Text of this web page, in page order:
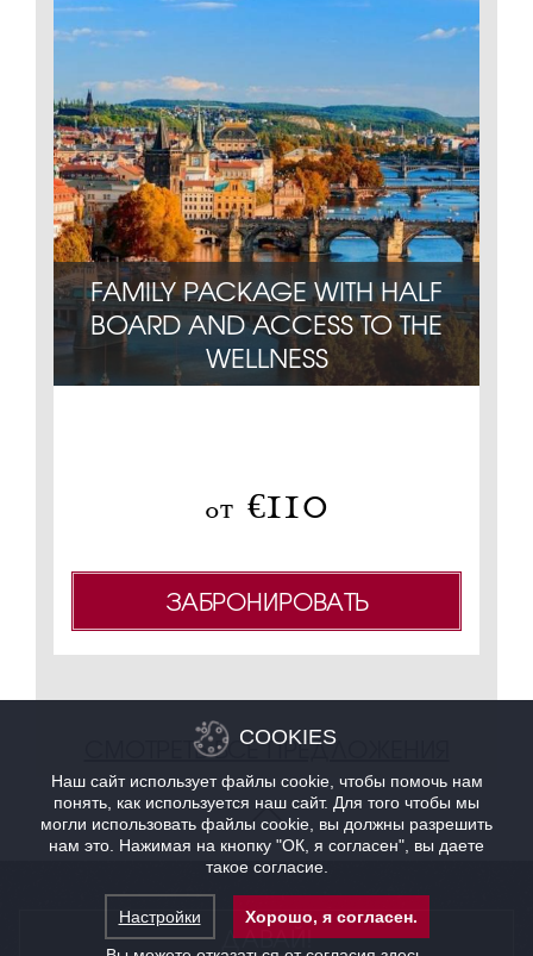
FAMILY PACKAGE WITH HALF
BOARD AND ACCESS TO THE
WELLNESS
oт €110
ЗАБРОНИРОВАТЬ
СМОТРЕТЬ ВСЕ ПРЕДЛОЖЕНИЯ
ДАВАЙ!
COOKIES
Наш сайт использует файлы cookie, чтобы помочь нам
понять, как используется наш сайт. Для того чтобы мы
могли использовать файлы cookie, вы должны разрешить
нам это. Нажимая на кнопку "ОК, я согласен", вы даете
такое согласие.
Настройки
Хорошо, я согласен.